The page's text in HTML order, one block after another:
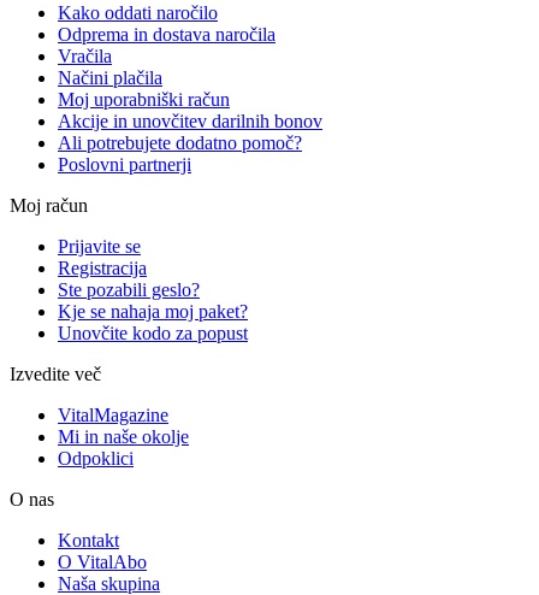
Kako oddati naročilo
Odprema in dostava naročila
Vračila
Načini plačila
Moj uporabniški račun
Akcije in unovčitev darilnih bonov
Ali potrebujete dodatno pomoč?
Poslovni partnerji
Moj račun
Prijavite se
Registracija
Ste pozabili geslo?
Kje se nahaja moj paket?
Unovčite kodo za popust
Izvedite več
VitalMagazine
Mi in naše okolje
Odpoklici
O nas
Kontakt
O VitalAbo
Naša skupina